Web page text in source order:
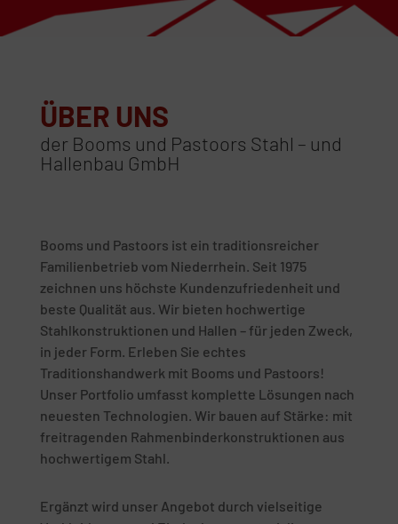
ÜBER UNS
der Booms und Pastoors Stahl – und
Hallenbau GmbH
Booms und Pastoors ist ein traditionsreicher
Familienbetrieb vom Niederrhein. Seit 1975
zeichnen uns höchste Kundenzufriedenheit und
beste Qualität aus. Wir bieten hochwertige
Stahlkonstruktionen und Hallen – für jeden Zweck,
in jeder Form. Erleben Sie echtes
Traditionshandwerk mit Booms und Pastoors!
Unser Portfolio umfasst komplette Lösungen nach
neuesten Technologien. Wir bauen auf Stärke: mit
freitragenden Rahmenbinderkonstruktionen aus
hochwertigem Stahl.
Ergänzt wird unser Angebot durch vielseitige